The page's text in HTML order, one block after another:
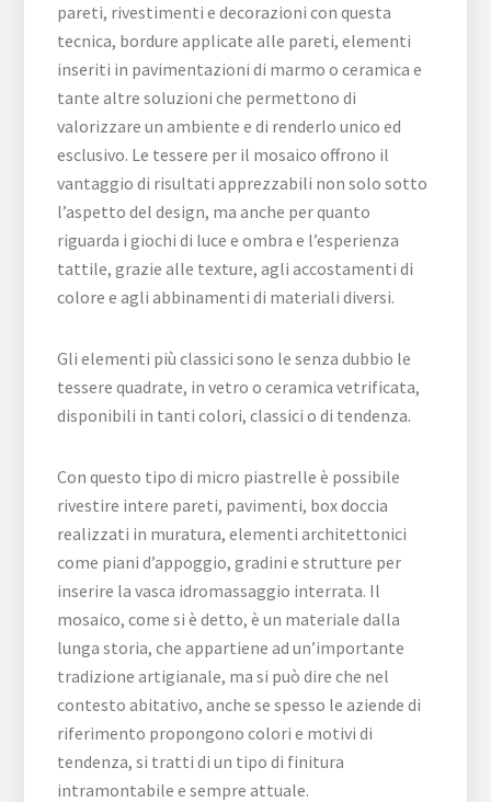
pareti, rivestimenti e decorazioni con questa
tecnica, bordure applicate alle pareti, elementi
inseriti in pavimentazioni di marmo o ceramica e
tante altre soluzioni che permettono di
valorizzare un ambiente e di renderlo unico ed
esclusivo. Le tessere per il mosaico offrono il
vantaggio di risultati apprezzabili non solo sotto
l’aspetto del design, ma anche per quanto
riguarda i giochi di luce e ombra e l’esperienza
tattile, grazie alle texture, agli accostamenti di
colore e agli abbinamenti di materiali diversi.
Gli elementi più classici sono le senza dubbio le
tessere quadrate, in vetro o ceramica vetrificata,
disponibili in tanti colori, classici o di tendenza.
Con questo tipo di micro piastrelle è possibile
rivestire intere pareti, pavimenti, box doccia
realizzati in muratura, elementi architettonici
come piani d’appoggio, gradini e strutture per
inserire la vasca idromassaggio interrata. Il
mosaico, come si è detto, è un materiale dalla
lunga storia, che appartiene ad un’importante
tradizione artigianale, ma si può dire che nel
contesto abitativo, anche se spesso le aziende di
riferimento propongono colori e motivi di
tendenza, si tratti di un tipo di finitura
intramontabile e sempre attuale.